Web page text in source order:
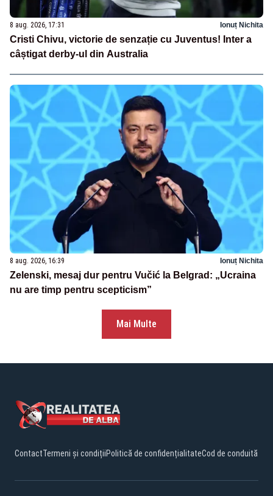
8 aug. 2026, 17:31 Ionuț Nichita
Cristi Chivu, victorie de senzație cu Juventus! Inter a
câștigat derby-ul din Australia
8 aug. 2026, 16:39 Ionuț Nichita
Zelenski, mesaj dur pentru Vučić la Belgrad: „Ucraina
nu are timp pentru scepticism”
Mai Multe
ContactTermeni și condițiiPolitică de confidențialitateCod de conduită